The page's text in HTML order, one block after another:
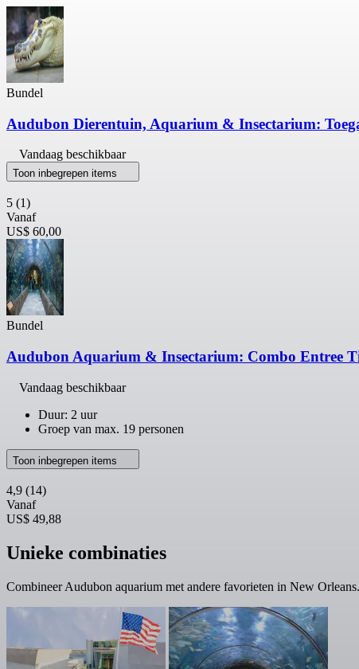
Bundel
Audubon Dierentuin, Aquarium & Insectarium:
Vandaag beschikbaar
Toon inbegrepen items
5 (1)
Vanaf
US$ 60,00
Bundel
Audubon Aquarium & Insectarium: Combo Entree
Vandaag beschikbaar
Duur: 2 uur
Groep van max. 19 personen
Toon inbegrepen items
4,9 (14)
Vanaf
US$ 49,88
Unieke combinaties
Combineer Audubon aquarium met andere favorieten in New